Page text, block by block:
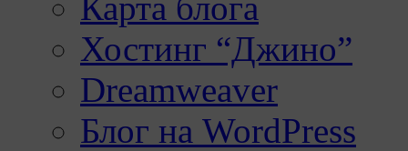
Хостинг “Джино”
Dreamweaver
Блог на WordPress